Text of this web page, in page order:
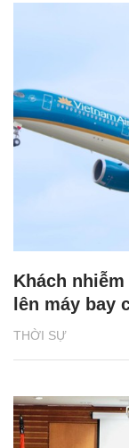
THỜI SỰ
Khách
lên máy bay